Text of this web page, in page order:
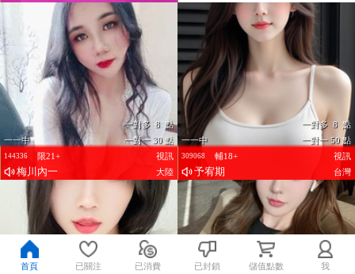
一一中
一對多 8 點
一對一 30 點
限21+
視訊
144336
梅川內一 大陸
一一中
一對多 8 點
一對一 50 點
輔18+
視訊
309068
予宥期 台灣
首頁 已關注 已消費 已封鎖 儲值點數 我